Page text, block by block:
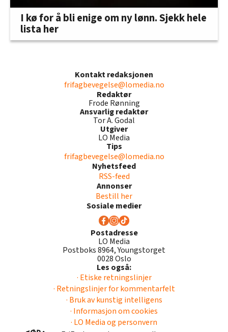
I kø for å bli enige om ny lønn. Sjekk hele
lista her
Kontakt redaksjonen
frifagbevegelse@lomedia.no
Redaktør
Frode Rønning
Ansvarlig redaktør
Tor A. Godal
Utgiver
LO Media
Tips
frifagbevegelse@lomedia.no
Nyhetsfeed
RSS-feed
Annonser
Bestill her
Sosiale medier
Postadresse
LO Media
Postboks 8964, Youngstorget
0028 Oslo
Les også:
· Etiske retningslinjer
· Retningslinjer for kommentarfelt
· Bruk av kunstig intelligens
· Informasjon om cookies
· LO Media og personvern